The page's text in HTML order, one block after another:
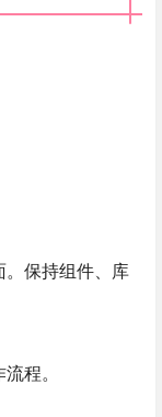
。保持组件、库
程。